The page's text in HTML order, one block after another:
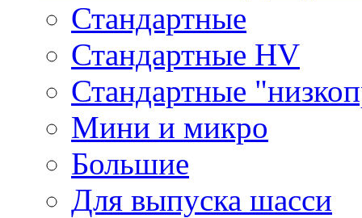
Стандартные
Стандартные HV
Стандартные
Мини и микро
Большие
Для выпуска шасси